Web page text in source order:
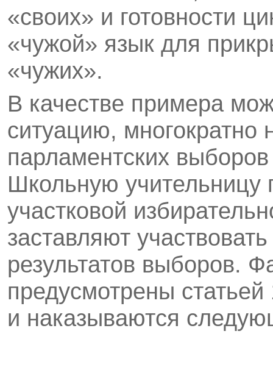
«своих» и готовности
«чужой» язык для
«чужих».
В качестве примера
ситуацию,
парламентских
Школьную учительницу
участковой
заставляют
результатов выборов.
предусмотрены
и наказываются